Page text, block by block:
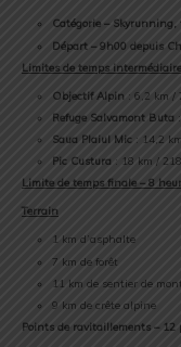
Catégorie –
Départ – 9h00 depuis
Limites de temps
Objectif Alpin : 6,2 km /
Refuge Salvamont Buta
Saua Plaiul Mic : 14,2
Pic Custura : 18 km /
Limite de temps finale – 8
Terrain
1 km d’asphalte
7 km de forêt
11 km de sentier de
9 km de crête alpine
Points de ravitaillements –